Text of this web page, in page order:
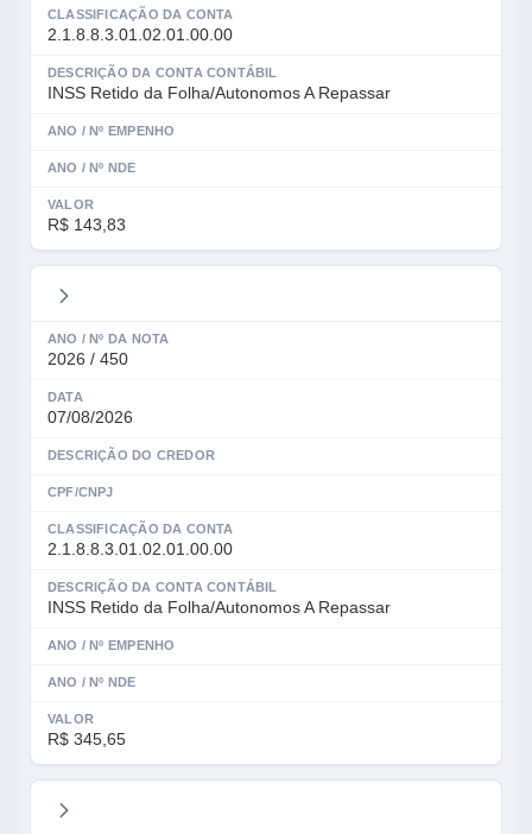
CLASSIFICAÇÃO DA CONTA
2.1.8.8.3.01.02.01.00.00
DESCRIÇÃO DA CONTA CONTÁBIL
INSS Retido da Folha/Autonomos A Repassar
ANO / Nº EMPENHO
ANO / Nº NDE
VALOR
R$ 143,83
ANO / Nº DA NOTA
2026 / 450
DATA
07/08/2026
DESCRIÇÃO DO CREDOR
CPF/CNPJ
CLASSIFICAÇÃO DA CONTA
2.1.8.8.3.01.02.01.00.00
DESCRIÇÃO DA CONTA CONTÁBIL
INSS Retido da Folha/Autonomos A Repassar
ANO / Nº EMPENHO
ANO / Nº NDE
VALOR
R$ 345,65